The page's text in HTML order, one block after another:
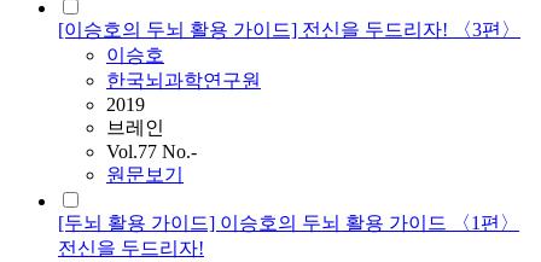
[이승호의 두뇌 활용 가이드] 전신을 두드리자! 〈3편〉
이승호
한국뇌과학연구원
2019
브레인
Vol.77 No.-
원문보기
[두뇌 활용 가이드] 이승호의 두뇌 활용 가이드 〈1편〉
전신을 두드리자!